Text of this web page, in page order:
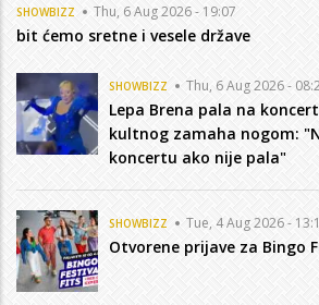
SHOWBIZZ Thu, 6 Aug 2026 - 19:07
bit ćemo sretne i vesele države
SHOWBIZZ Thu, 6 Aug 2026 -
Lepa Brena pala na
kultnog zamaha nogom:
koncertu ako nije pala"
SHOWBIZZ Tue, 4 Aug 2026 -
Otvorene prijave za Bingo